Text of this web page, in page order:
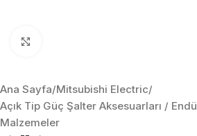
Ana Sayfa/Mitsubishi Electric/
Açık Tip Güç Şalter Aksesuarları /
Malzemeler